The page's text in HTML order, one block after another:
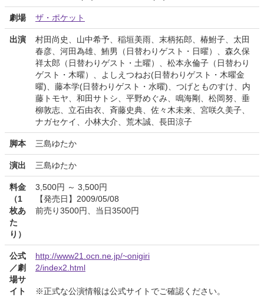
劇場 ザ・ポケット
出演
村田尚史、山中希予、稲垣美雨、末柄拓郎、椿鮒子、太田
春彦、河田為雄、鮪男（日替わりゲスト・日曜）、森久保
祥太郎（日替わりゲスト・土曜）、松本永倫子（日替わり
ゲスト・木曜）、よしえつねお(日替わりゲスト・木曜金
曜)、藤本学(日替わりゲスト・水曜)、つげとものすけ、内
藤トモヤ、和田サトシ、平野めぐみ、鳴海剛、松岡努、垂
柳敦志、立石由衣、斉藤史典、佐々木未来、宮咲久美子、
ナガセケイ、小林大介、荒木誠、長田涼子
脚本 三島ゆたか
演出 三島ゆたか
料金
（1
枚あ
た
り）
3,500円 ～ 3,500円
【発売日】2009/05/08
前売り3500円、当日3500円
公式
／劇
場サ
イト
http://www21.ocn.ne.jp/~onigiri
2/index2.html
※正式な公演情報は公式サイトでご確認ください。